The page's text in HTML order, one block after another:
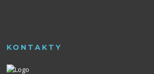
KONTAKTY